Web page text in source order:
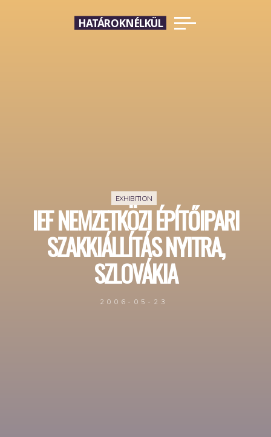
HATÁROKNÉLKÜL
EXHIBITION
IEF NEMZETKÖZI ÉPÍTŐIPARI
SZAKKIÁLLÍTÁS NYITRA,
SZLOVÁKIA
2006-05-23